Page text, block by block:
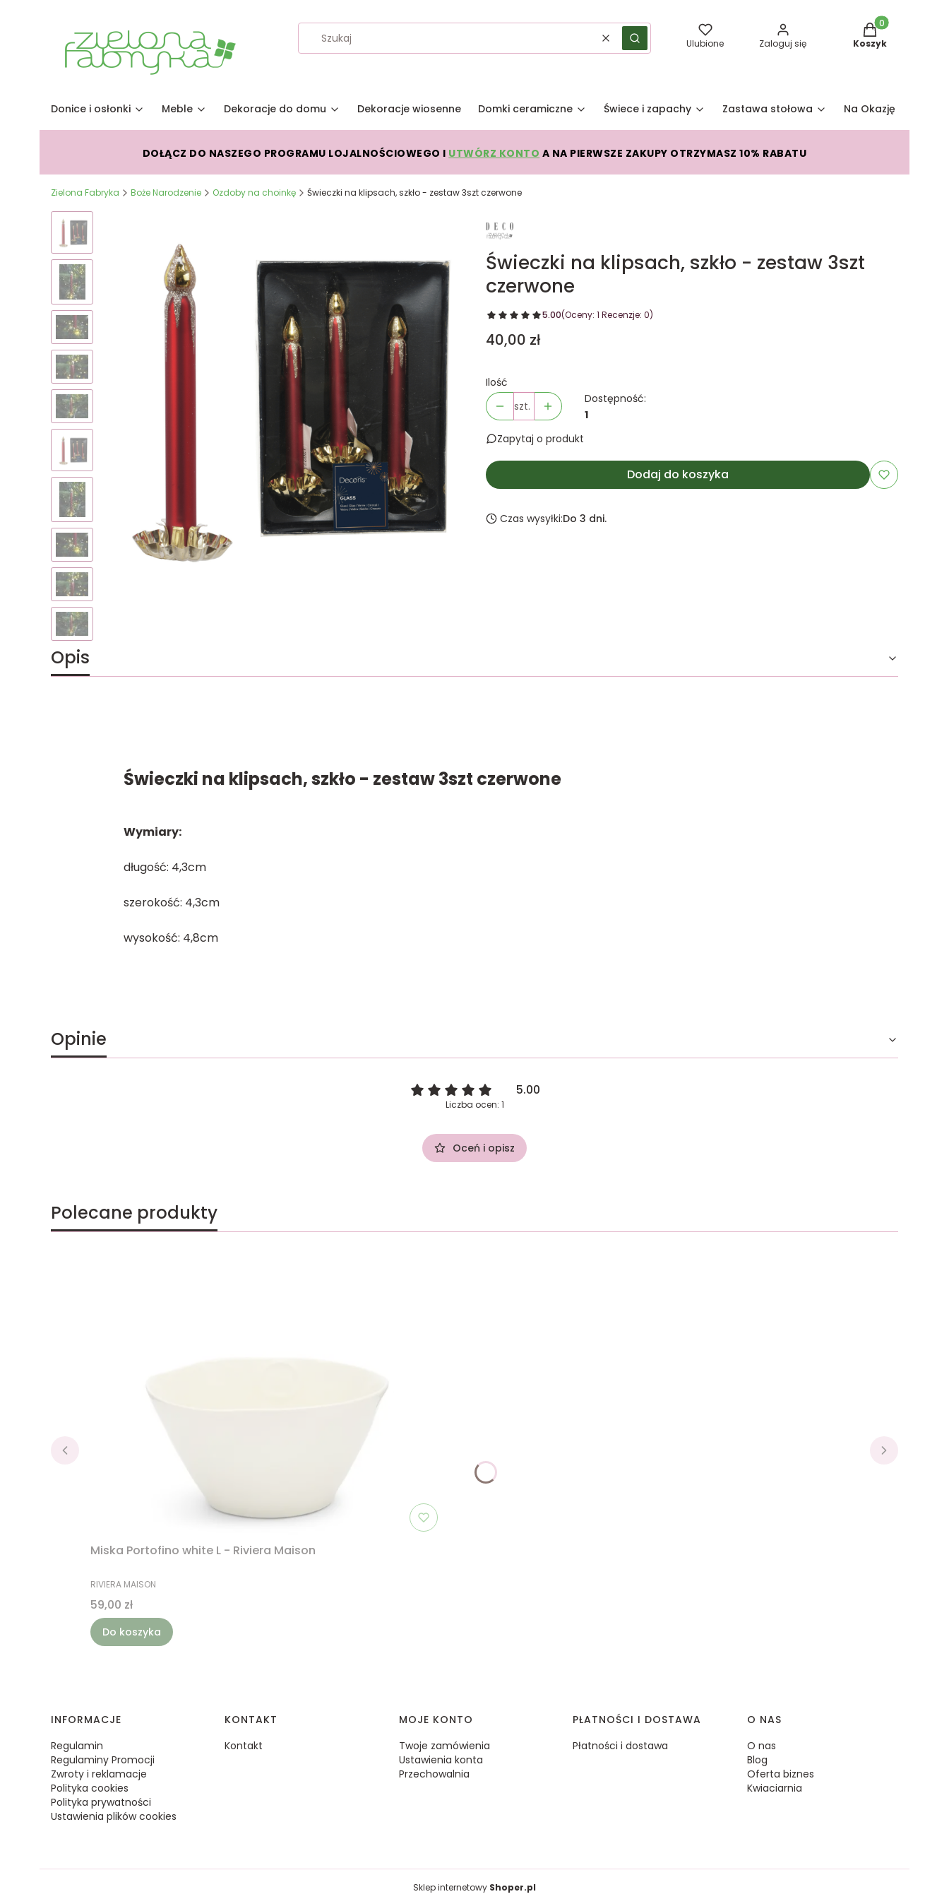
WyczyśćSzukaj Ulubione Zaloguj się
Produkty w
Koszyk
Donice i osłonki Meble Dekoracje do domu Dekoracje wiosenne Domki ceramiczne Świece i zapachy Zastawa stołowa Na Okazję
DOŁĄCZ DO NASZEGO PROGRAMU LOJALNOŚCIOWEGO I UTWÓRZ KONTO A NA PIERWSZE ZAKUPY OTRZYMASZ 10% RABATU
Zielona Fabryka Boże Narodzenie Ozdoby na choinkę Świeczki na klipsach, szkło - zestaw 3szt czerwone
Świeczki na klipsach, szkło - zestaw 3szt
czerwone
5.00(Oceny: 1 Recenzje: 0)
Cena
40,00 zł
Ilość
szt.
Dostępność:
1
Zapytaj o produkt
Dodaj do koszyka
Czas wysyłki:Do 3 dni.
Opis
Świeczki na klipsach, szkło - zestaw 3szt czerwone
Wymiary:
długość: 4,3cm
szerokość: 4,3cm
wysokość: 4,8cm
Opinie
5.00
Liczba ocen: 1
Oceń i opisz
Polecane produkty
Miska Portofino white L - Riviera Maison
PRODUCENT
RIVIERA MAISON
Cena
59,00 zł
Do koszyka
Linki w stopce
INFORMACJE
Regulamin
Regulaminy Promocji
Zwroty i reklamacje
Polityka cookies
Polityka prywatności
Ustawienia plików cookies
KONTAKT
Kontakt
MOJE KONTO
Twoje zamówienia
Ustawienia konta
Przechowalnia
PŁATNOŚCI I DOSTAWA
Płatności i dostawa
O NAS
O nas
Blog
Oferta biznes
Kwiaciarnia
Sklep internetowy Shoper.pl